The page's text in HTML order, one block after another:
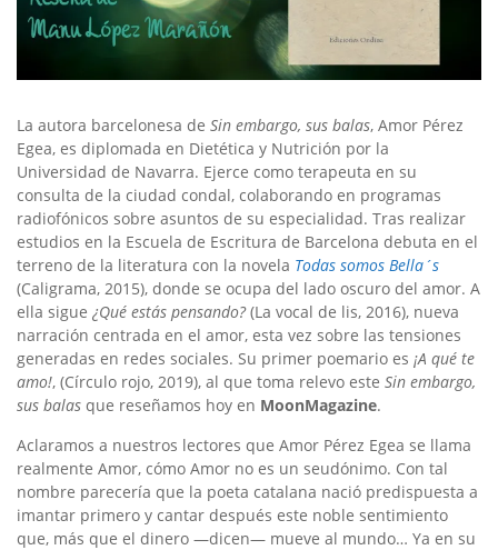
La autora barcelonesa de Sin embargo, sus balas, Amor Pérez
Egea, es diplomada en Dietética y Nutrición por la
Universidad de Navarra. Ejerce como terapeuta en su
consulta de la ciudad condal, colaborando en programas
radiofónicos sobre asuntos de su especialidad. Tras realizar
estudios en la Escuela de Escritura de Barcelona debuta en el
terreno de la literatura con la novela Todas somos Bella´s
(Caligrama, 2015), donde se ocupa del lado oscuro del amor. A
ella sigue ¿Qué estás pensando?(La vocal de lis, 2016), nueva
narración centrada en el amor, esta vez sobre las tensiones
generadas en redes sociales. Su primer poemario es ¡A qué te
amo!, (Círculo rojo, 2019), al que toma relevo este Sin embargo,
sus balas que reseñamos hoy en MoonMagazine.
Aclaramos a nuestros lectores que Amor Pérez Egea se llama
realmente Amor, cómo Amor no es un seudónimo. Con tal
nombre parecería que la poeta catalana nació predispuesta a
imantar primero y cantar después este noble sentimiento
que, más que el dinero —dicen— mueve al mundo… Ya en su